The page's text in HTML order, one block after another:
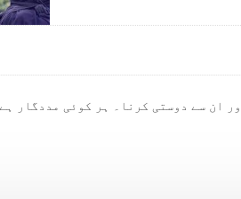
ان سے دوستی کرنا۔ ہر کوئی مددگار